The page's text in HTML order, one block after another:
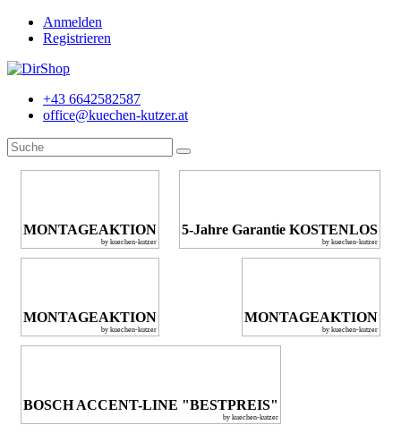
Anmelden
Registrieren
+43 6642582587
office@kuechen-kutzer.at
MONTAGEAKTION
by kuechen-kutzer
5-Jahre Garantie KOSTENLOS
by kuechen-kutzer
MONTAGEAKTION
by kuechen-kutzer
MONTAGEAKTION
by kuechen-kutzer
BOSCH ACCENT-LINE "BESTPREIS"
by kuechen-kutzer